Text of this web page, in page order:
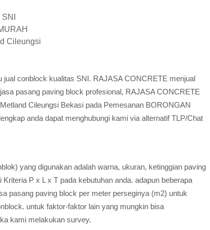
Cileungsi
conblock kualitas SNI. RAJASA CONCRETE menjual
pasang paving block profesional, RAJASA CONCRETE
Cileungsi Bekasi pada Pemesanan BORONGAN
anda dapat menghubungi kami via alternatif TLP/Chat
yang digunakan adalah warna, ukuran, ketinggian paving
P x L x T pada kebutuhan anda. adapun beberapa
pasang paving block per meter perseginya (m2) untuk
untuk faktor-faktor lain yang mungkin bisa
kami melakukan survey.